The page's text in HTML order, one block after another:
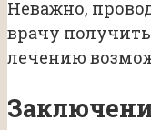
Неважно,
врачу
лечению